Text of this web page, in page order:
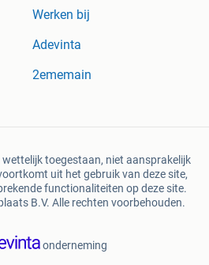
Werken bij
Adevinta
2ememain
toegestaan, niet aansprakelijk
uit het gebruik van deze site,
functionaliteiten op deze site.
B.V. Alle rechten voorbehouden.
onderneming